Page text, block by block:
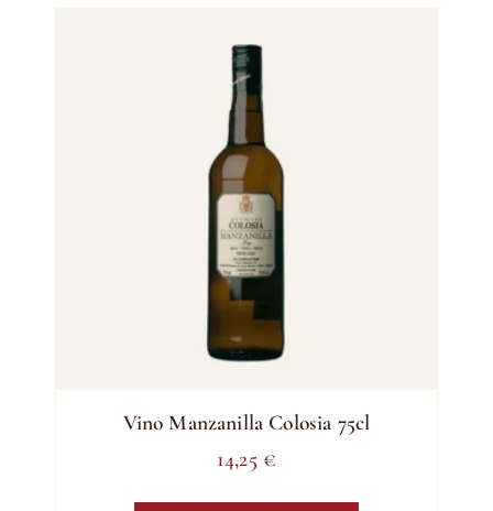
Vino Manzanilla Colosia 75cl
14,25 €